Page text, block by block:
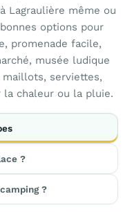
Lagraulière même ou
options pour
promenade facile,
musée ludique
serviettes,
la chaleur ou la pluie.
?
?